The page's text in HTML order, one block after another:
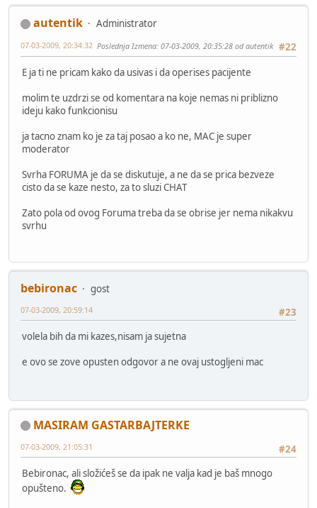
autentik
Administrator
#22
07-03-2009, 20:34:32 Poslednja Izmena: 07-03-2009, 20:35:28 od autentik
E ja ti ne pricam kako da usivas i da operises pacijente
molim te uzdrzi se od komentara na koje nemas ni priblizno
ideju kako funkcionisu
ja tacno znam ko je za taj posao a ko ne, MAC je super
moderator
Svrha FORUMA je da se diskutuje, a ne da se prica bezveze
cisto da se kaze nesto, za to sluzi CHAT
Zato pola od ovog Foruma treba da se obrise jer nema nikakvu
svrhu
bebironac
gost
#23
07-03-2009, 20:59:14
volela bih da mi kazes,nisam ja sujetna
e ovo se zove opusten odgovor a ne ovaj ustogljeni mac
MASIRAM GASTARBAJTERKE
#24
07-03-2009, 21:05:31
Bebironac, ali složićeš se da ipak ne valja kad je baš mnogo
opušteno.